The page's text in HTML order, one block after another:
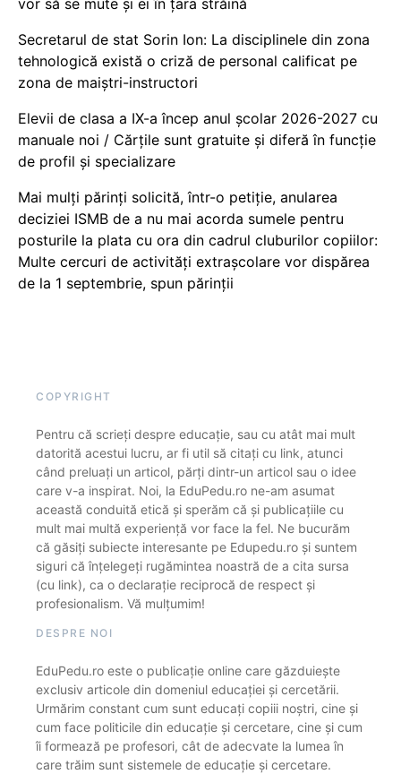
vor să se mute și ei în țara străină
Secretarul de stat Sorin Ion: La disciplinele din zona
tehnologică există o criză de personal calificat pe
zona de maiștri-instructori
Elevii de clasa a IX-a încep anul școlar 2026-2027 cu
manuale noi / Cărțile sunt gratuite și diferă în funcție
de profil și specializare
Mai mulți părinți solicită, într-o petiție, anularea
deciziei ISMB de a nu mai acorda sumele pentru
posturile la plata cu ora din cadrul cluburilor copiilor:
Multe cercuri de activități extrașcolare vor dispărea
de la 1 septembrie, spun părinții
COPYRIGHT
Pentru că scrieți despre educație, sau cu atât mai mult
datorită acestui lucru, ar fi util să citați cu link, atunci
când preluați un articol, părți dintr-un articol sau o idee
care v-a inspirat. Noi, la EduPedu.ro ne-am asumat
această conduită etică și sperăm că și publicațiile cu
mult mai multă experiență vor face la fel. Ne bucurăm
că găsiți subiecte interesante pe Edupedu.ro și suntem
siguri că înțelegeți rugămintea noastră de a cita sursa
(cu link), ca o declarație reciprocă de respect și
profesionalism. Vă mulțumim!
DESPRE NOI
EduPedu.ro este o publicație online care găzduiește
exclusiv articole din domeniul educației și cercetării.
Urmărim constant cum sunt educați copiii noștri, cine și
cum face politicile din educație și cercetare, cine și cum
îi formează pe profesori, cât de adecvate la lumea în
care trăim sunt sistemele de educație și cercetare.